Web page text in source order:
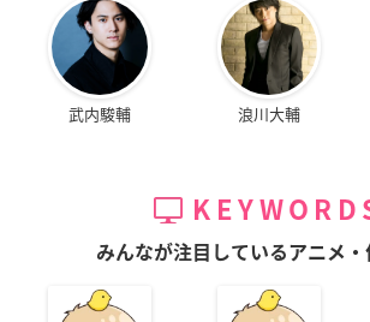
武内駿輔 浪川大輔
みんなが注目しているアニメ・